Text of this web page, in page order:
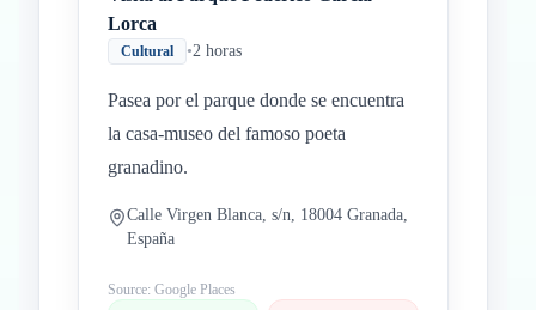
Lorca
Cultural •2 horas
Pasea por el parque donde se encuentra
la casa-museo del famoso poeta
granadino.
Calle Virgen Blanca, s/n, 18004 Granada,
España
Source: Google Places